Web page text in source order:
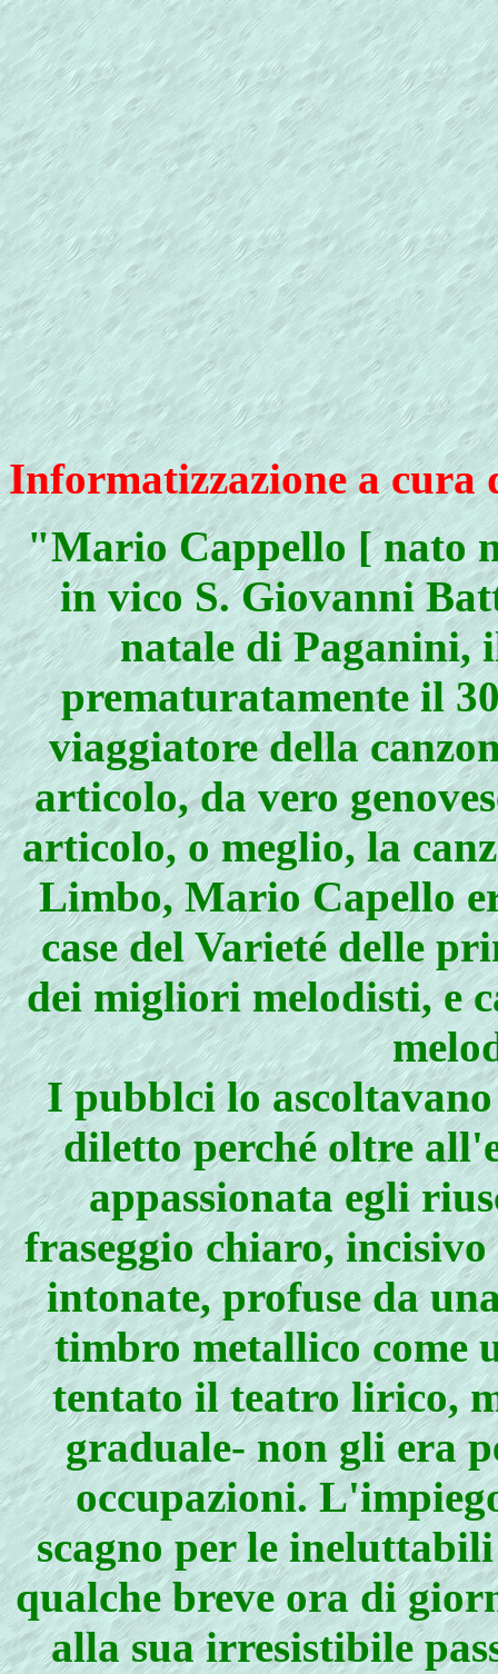
Informatizzazione a
"Mario Cappello [ nato
in vico S. Giovanni
natale di Paganini,
prematuratamente il
viaggiatore della
articolo, da vero
articolo, o meglio, la
Limbo, Mario Capello
case del Varieté delle
dei migliori melodisti, e
I pubblci lo
diletto perché oltre
appassionata egli
fraseggio chiaro, incisivo
intonate, profuse da
timbro metallico come
tentato il teatro lirico,
graduale- non gli era
occupazioni.
scagno per le
qualche breve ora di
alla sua irresistibile